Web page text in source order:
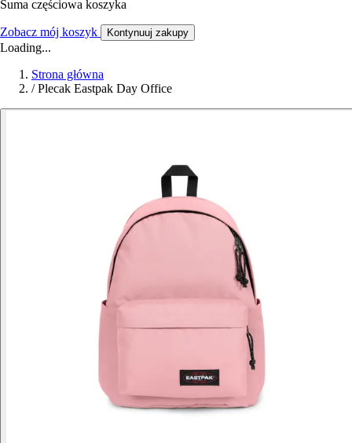
Suma częściowa koszyka
Zobacz mój koszyk Kontynuuj zakupy
Loading...
Strona główna
/ Plecak Eastpak Day Office